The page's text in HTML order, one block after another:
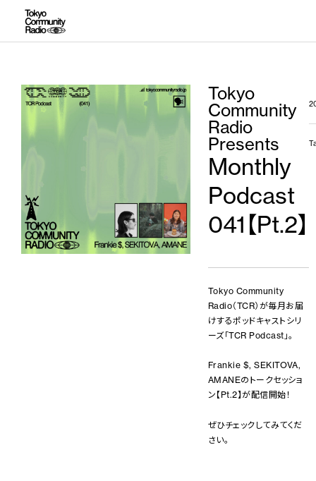
Tokyo
Community
Radio
Presents
Monthly
Podcast
041【Pt.2】
Tokyo Community
Radio（TCR）が毎月お届
けするポッドキャストシリ
ーズ「TCR Podcast」。
Frankie $, SEKITOVA,
AMANEのトークセッショ
ン【Pt.2】が配信開始！
ぜひチェックしてみてくだ
さい。